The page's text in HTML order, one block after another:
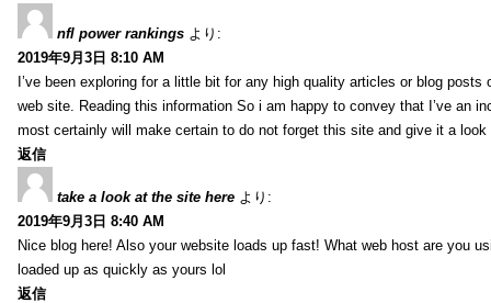
nfl power rankings より:
2019年9月3日 8:10 AM
I’ve been exploring for a little bit for any high quality articles or blog
web site. Reading this information So i am happy to convey that I’ve an
most certainly will make certain to do not forget this site and give it a look
返信
take a look at the site here より:
2019年9月3日 8:40 AM
Nice blog here! Also your website loads up fast! What web host are you
loaded up as quickly as yours lol
返信